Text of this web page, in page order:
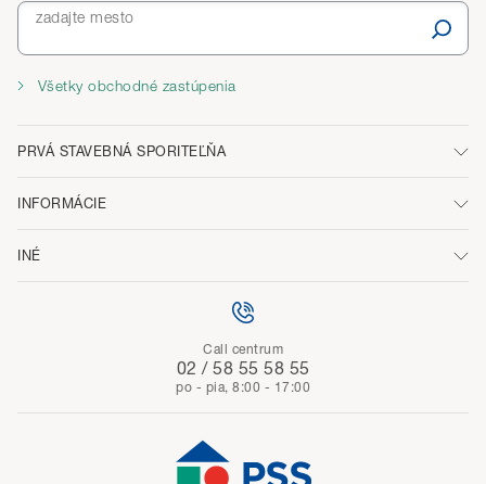
zadajte mesto
Všetky obchodné zastúpenia
PRVÁ STAVEBNÁ SPORITEĽŇA
INFORMÁCIE
INÉ
Call centrum
02 / 58 55 58 55
po - pia, 8:00 - 17:00